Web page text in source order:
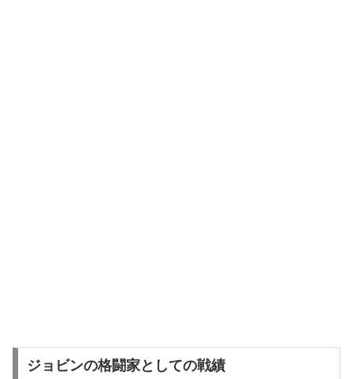
ジョビンの格闘家としての戦績